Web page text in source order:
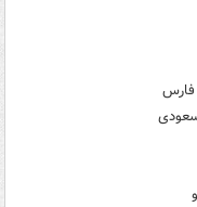
فارس